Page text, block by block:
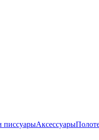
писсуарыАксессуары